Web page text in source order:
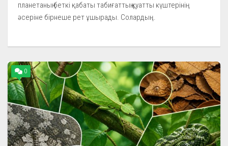
планетаның беткі қабаты табиғаттың қуатты күштерінің
әсеріне бірнеше рет ұшырады. Солардың...
0